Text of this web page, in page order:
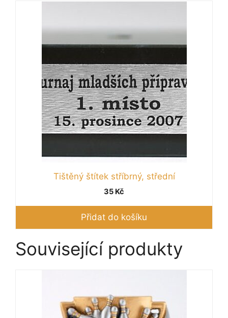
Tištěný štítek stříbrný, střední
35 Kč
Přidat do košíku
Související produkty